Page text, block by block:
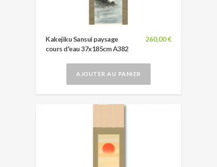
260,00 €
Kakejiku Sansui paysage
cours d'eau 37x185cm A382
AJOUTER AU PANIER